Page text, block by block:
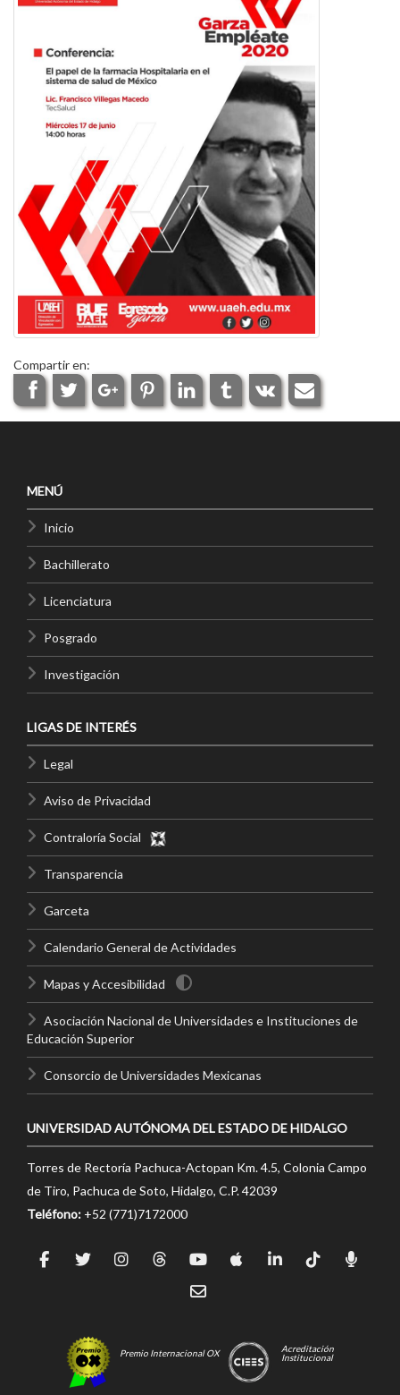
Compartir en:
MENÚ
Inicio
Bachillerato
Licenciatura
Posgrado
Investigación
LIGAS DE INTERÉS
Legal
Aviso de Privacidad
Contraloría Social
Transparencia
Garceta
Calendario General de Actividades
Mapas y Accesibilidad
Asociación Nacional de Universidades e Instituciones de
Educación Superior
Consorcio de Universidades Mexicanas
UNIVERSIDAD AUTÓNOMA DEL ESTADO DE HIDALGO
Torres de Rectoría Pachuca-Actopan Km. 4.5, Colonia Campo
de Tiro, Pachuca de Soto, Hidalgo, C.P. 42039
Teléfono: +52 (771)7172000
Premio Internacional OX
Acreditación
Institucional